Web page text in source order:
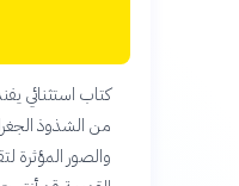
كتاب استثنائي
من الشذوذ
والصور المؤثرة